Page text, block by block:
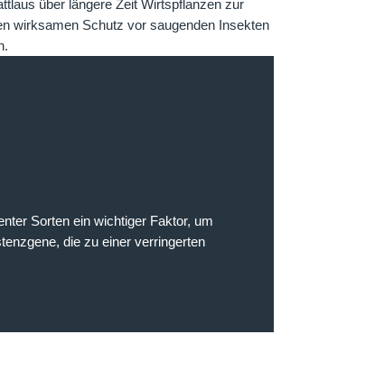
über längere Zeit Wirtspflanzen zur
wirksamen Schutz vor saugenden Insekten
Sorten ein wichtiger Faktor, um
die zu einer verringerten